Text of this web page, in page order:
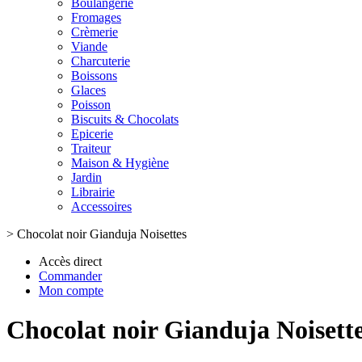
Boulangerie
Fromages
Crèmerie
Viande
Charcuterie
Boissons
Glaces
Poisson
Biscuits & Chocolats
Epicerie
Traiteur
Maison & Hygiène
Jardin
Librairie
Accessoires
> Chocolat noir Gianduja Noisettes
Accès direct
Commander
Mon compte
Chocolat noir Gianduja